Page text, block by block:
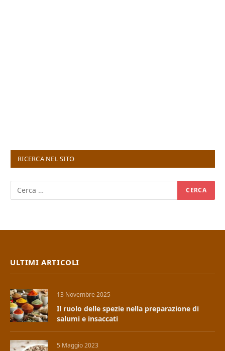
RICERCA NEL SITO
ULTIMI ARTICOLI
13 Novembre 2025
Il ruolo delle spezie nella preparazione di
salumi e insaccati
5 Maggio 2023